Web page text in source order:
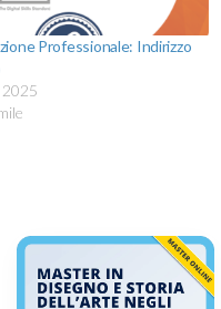
Professionale: Indirizzo